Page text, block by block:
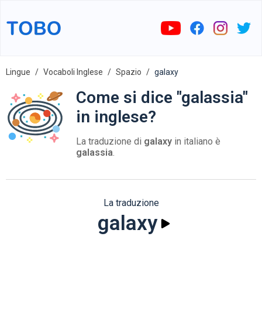
Lingue Vocaboli Inglese Spazio galaxy
Come si dice "galassia"
in inglese?
La traduzione di galaxy in italiano è
galassia.
La traduzione
galaxy